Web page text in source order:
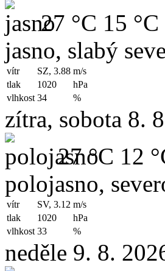
27 °C 15 °C
jasno, slabý
vítr SZ, 3.88 m/s
tlak
1020
hPa
vlhkost 34 %
zítra, sobota 8.
27 °C 12
polojasno,
vítr SV, 3.12 m/s
tlak
1020
hPa
vlhkost 33 %
neděle 9. 8.